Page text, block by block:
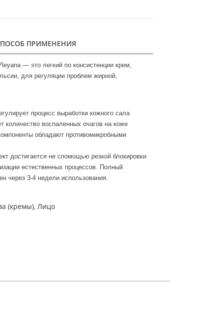
ПРИМЕНЕНИЯ
— это легкий по консистенции крем,
для регуляции проблем жирной,
процесс выработки кожного сала
количество воспаленных очагов на коже
обладают противомикробными
достигается не спомощью резкой блокировки
естественных процессов. Полный
через 3-4 недели использования.
(кремы), Лицо